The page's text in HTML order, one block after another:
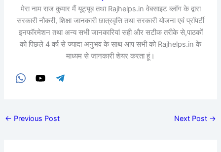
मेरा नाम राज कुमार मैं यूट्यूब तथा Rajhelps.in वेबसाइट ब्लॉग के द्वारा
सरकारी नौकरी, शिक्षा जानकारी छात्रवृत्ति तथा सरकारी योजना एवं प्रॉपर्टी
इनफॉरमेशन तथा अन्य सभी जानकारियां सही और सटीक तरीके से,पाठकों
को पिछले 4 वर्ष से ज्यादा अनुभव के साथ आप सभी को Rajhelps.in के
माध्यम से जानकारी शेयर करता हूं।
← Previous Post Next Post →